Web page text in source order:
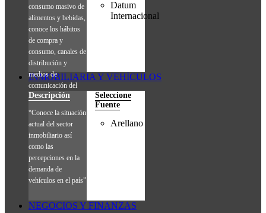
consumo masivo de
alimentos y bebidas,
conoce los hábitos
de compra y
consumo, canales de
distribución y
medios de
comunicación del
consumidor final.”
Datum
Internacional
INMOBILIARIA Y VEHÍCULOS
Descripción
“Conoce la situación
actual del sector
inmobiliario así
como las
percepciones en la
demanda de
vehículos en el país”
Seleccione
Fuente
Arellano
NEGOCIOS Y FINANZAS